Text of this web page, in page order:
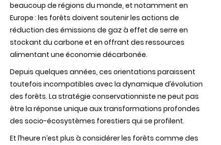
beaucoup de régions du monde, et notamment en
Europe : les forêts doivent soutenir les actions de
réduction des émissions de gaz à effet de serre en
stockant du carbone et en offrant des ressources
alimentant une économie décarbonée.
Depuis quelques années, ces orientations paraissent
toutefois incompatibles avec la dynamique d’évolution
des forêts. La stratégie conservationniste ne peut pas
être la réponse unique aux transformations profondes
des socio-écosystèmes forestiers qui se profilent.
Et l’heure n’est plus à considérer les forêts comme des